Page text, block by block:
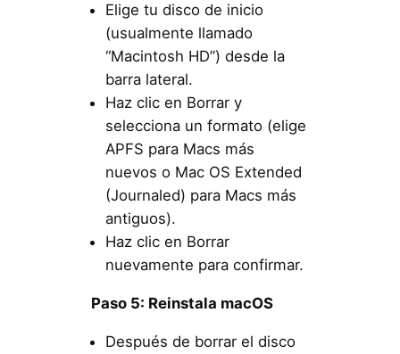
Elige tu disco de inicio
(usualmente llamado
“Macintosh HD”) desde la
barra lateral.
Haz clic en Borrar y
selecciona un formato (elige
APFS para Macs más
nuevos o Mac OS Extended
(Journaled) para Macs más
antiguos).
Haz clic en Borrar
nuevamente para confirmar.
Paso 5: Reinstala macOS
Después de borrar el disco